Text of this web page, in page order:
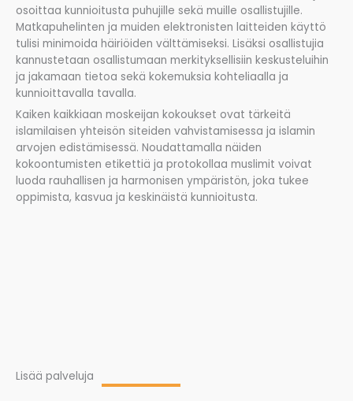
osoittaa kunnioitusta puhujille sekä muille osallistujille.
Matkapuhelinten ja muiden elektronisten laitteiden käyttö
tulisi minimoida häiriöiden välttämiseksi. Lisäksi osallistujia
kannustetaan osallistumaan merkityksellisiin keskusteluihin
ja jakamaan tietoa sekä kokemuksia kohteliaalla ja
kunnioittavalla tavalla.
Kaiken kaikkiaan moskeijan kokoukset ovat tärkeitä
islamilaisen yhteisön siteiden vahvistamisessa ja islamin
arvojen edistämisessä. Noudattamalla näiden
kokoontumisten etikettiä ja protokollaa muslimit voivat
luoda rauhallisen ja harmonisen ympäristön, joka tukee
oppimista, kasvua ja keskinäistä kunnioitusta.
Lisää palveluja